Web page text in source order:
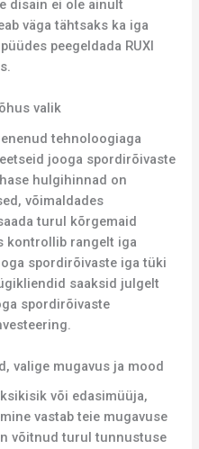
disain ei ole ainult
väga tähtsaks ka iga
peegeldada RUXI
valik
tehnoloogiaga
jooga spordirõivaste
hulgihinnad on
võimaldades
turul kõrgemaid
kontrollib rangelt iga
spordirõivaste iga tüki
saaksid julgelt
spordirõivaste
valige mugavus ja mood
või edasimüüja,
vastab teie mugavuse
võitnud turul tunnustuse